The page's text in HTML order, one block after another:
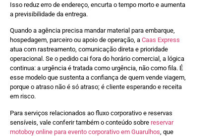
Isso reduz erro de endereço, encurta o tempo morto e aumenta
a previsibilidade da entrega.
Quando a agência precisa mandar material para embarque,
hospedagem, parceiro ou apoio de operação, a Caas Express
atua com rastreamento, comunicação direta e prioridade
operacional. Se o pedido cai fora do horário comercial, a lógica
continua: a urgência é tratada como urgência, não como fila. É
esse modelo que sustenta a confiança de quem vende viagem,
porque o atraso não é só atraso; é cliente esperando e receita
em risco.
Para serviços relacionados ao fluxo corporativo e reservas
sensíveis, vale conferir também o conteúdo sobre reservar
motoboy online para evento corporativo em Guarulhos , que